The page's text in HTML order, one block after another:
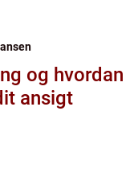
og hvordan
ansigt